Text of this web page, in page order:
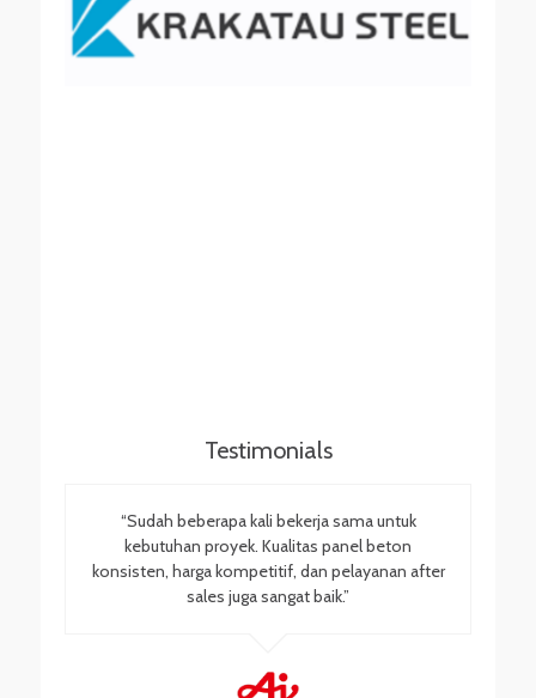
Testimonials
“Sudah beberapa kali bekerja sama untuk
kebutuhan proyek. Kualitas panel beton
konsisten, harga kompetitif, dan pelayanan after
sales juga sangat baik.”